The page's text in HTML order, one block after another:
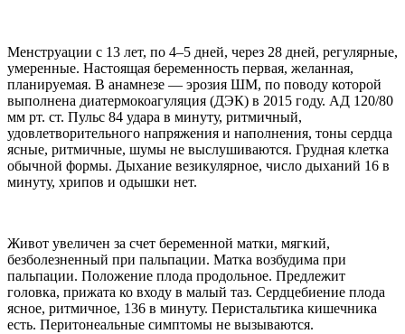
Менструации с 13 лет, по 4–5 дней, через 28 дней, регулярные,
умеренные. Настоящая беременность первая, желанная,
планируемая. В анамнезе — эрозия ШМ, по поводу которой
выполнена диатермокоагуляция (ДЭК) в 2015 году. АД 120/80
мм рт. ст. Пульс 84 удара в минуту, ритмичный,
удовлетворительного напряжения и наполнения, тоны сердца
ясные, ритмичные, шумы не выслушиваются. Грудная клетка
обычной формы. Дыхание везикулярное, число дыханий 16 в
минуту, хрипов и одышки нет.
Живот увеличен за счет беременной матки, мягкий,
безболезненный при пальпации. Матка возбудима при
пальпации. Положение плода продольное. Предлежит
головка, прижата ко входу в малый таз. Сердцебиение плода
ясное, ритмичное, 136 в минуту. Перистальтика кишечника
есть. Перитонеальные симптомы не вызываются.